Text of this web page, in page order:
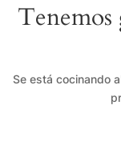
Tenemos
Se está cocinando